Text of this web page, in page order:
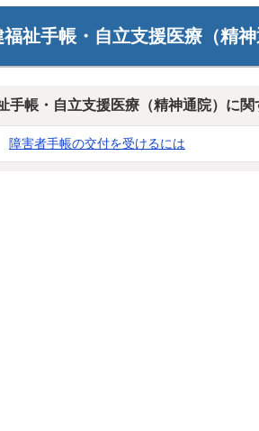
祉手帳・自立支援医療（精神
手帳・自立支援医療（精神通院）に関
障害者手帳の交付を受けるには